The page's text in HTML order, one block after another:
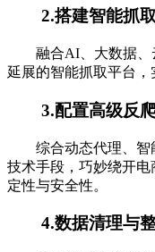
2.搭建智能抓取
融合AI、大数据、
延展的智能抓取平台，
3.配置高级反
综合动态代理、智
技术手段，巧妙绕开
定性与安全性。
4.数据清理与